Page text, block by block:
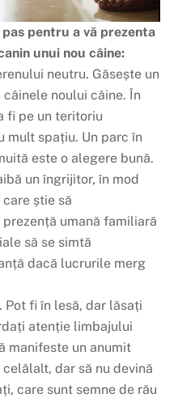
pentru a vă prezenta
unui nou câine:
neutru. Găsește un
noului câine. În
fi pe un teritoriu
mult spațiu. Un parc în
este o alegere bună.
un îngrijitor, în mod
știe să
umană familiară
să se simtă
dacă lucrurile merg
Pot fi în lesă, dar lăsați
atenție limbajului
manifeste un anumit
dar să nu devină
care sunt semne de rău